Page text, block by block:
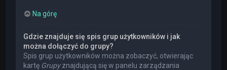
Na górę
Gdzie znajduje się spis grup użytkowników i jak
można dołączyć do grupy?
Spis grup użytkowników można zobaczyć, otwierając
kartę Grupyznajdującą się w panelu zarządzania